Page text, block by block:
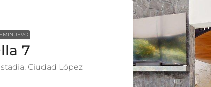
7
Ciudad López